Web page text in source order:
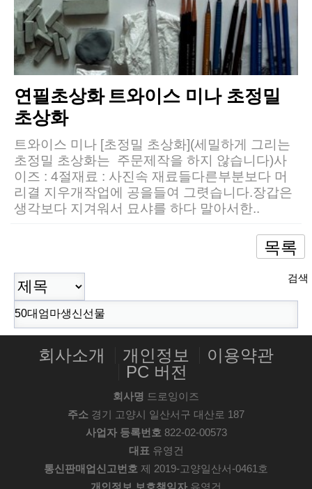
연필초상화 트와이스 미나 초정밀
초상화
트와이스 미나 [초정밀 초상화](세밀하게 그리는
초정밀 초상화는 주문제작을 하지 않습니다)사
이즈 : 4절재료 : 사진속 재료들다른부분보다 머
리결 지우개작업에 공을들여 그렷습니다.장갑은
생각보다 지겨워서 묘샤를 하다 말아서한..
목록
회사소개 개인정보
이용약관
PC 버전
회사명 드로잉이즈
주소 경기 고양시 일산서구 대산로 187
사업자 등록번호 822-02-00573
대표 유영건
통신판매업신고번호 제 2019-고양일산서-0461호
개인정보 보호책임자 유영건